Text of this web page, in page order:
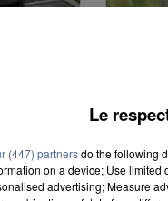
Le
(447) partnersdo the following
on a device; Use
advertising; Measure